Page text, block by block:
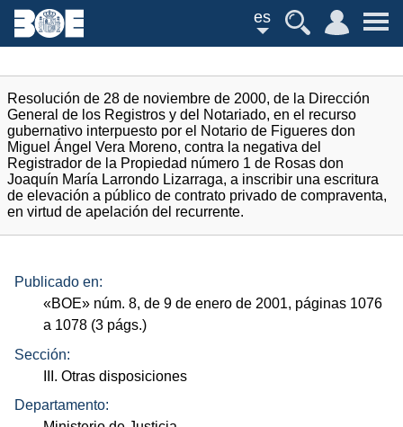
es
Resolución de 28 de noviembre de 2000, de la Dirección
General de los Registros y del Notariado, en el recurso
gubernativo interpuesto por el Notario de Figueres don
Miguel Ángel Vera Moreno, contra la negativa del
Registrador de la Propiedad número 1 de Rosas don
Joaquín María Larrondo Lizarraga, a inscribir una escritura
de elevación a público de contrato privado de compraventa,
en virtud de apelación del recurrente.
Publicado en:
«BOE» núm. 8, de 9 de enero de 2001, páginas 1076
a 1078 (3 págs.)
Sección:
III. Otras disposiciones
Departamento: